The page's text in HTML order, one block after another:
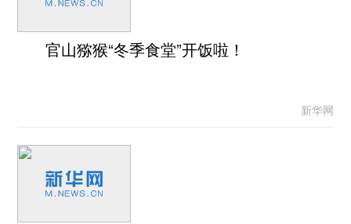
官山猕猴“冬季食堂”开饭啦！
新华网